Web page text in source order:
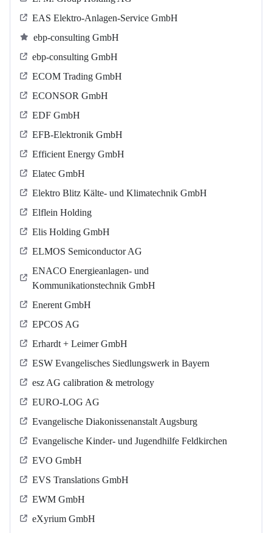
EAS Elektro-Anlagen-Service GmbH
ebp-consulting GmbH
ebp-consulting GmbH
ECOM Trading GmbH
ECONSOR GmbH
EDF GmbH
EFB-Elektronik GmbH
Efficient Energy GmbH
Elatec GmbH
Elektro Blitz Kälte- und Klimatechnik GmbH
Elflein Holding
Elis Holding GmbH
ELMOS Semiconductor AG
ENACO Energieanlagen- und
Kommunikationstechnik GmbH
Enerent GmbH
EPCOS AG
Erhardt + Leimer GmbH
ESW Evangelisches Siedlungswerk in Bayern
esz AG calibration & metrology
EURO-LOG AG
Evangelische Diakonissenanstalt Augsburg
Evangelische Kinder- und Jugendhilfe Feldkirchen
EVO GmbH
EVS Translations GmbH
EWM GmbH
eXyrium GmbH